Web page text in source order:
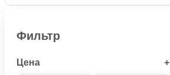
Фильтр
Цена +